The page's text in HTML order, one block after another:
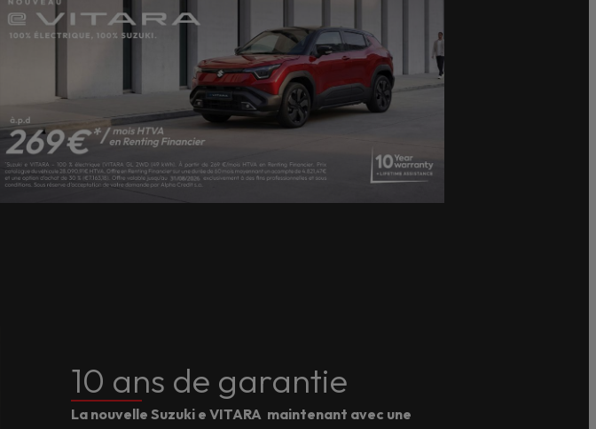
10 ans de garantie
La nouvelle Suzuki e VITARA maintenant avec une